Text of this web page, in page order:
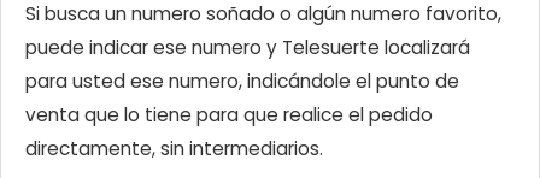
Si busca un numero soñado o algún numero favorito,
puede indicar ese numero y Telesuerte localizará
para usted ese numero, indicándole el punto de
venta que lo tiene para que realice el pedido
directamente, sin intermediarios.